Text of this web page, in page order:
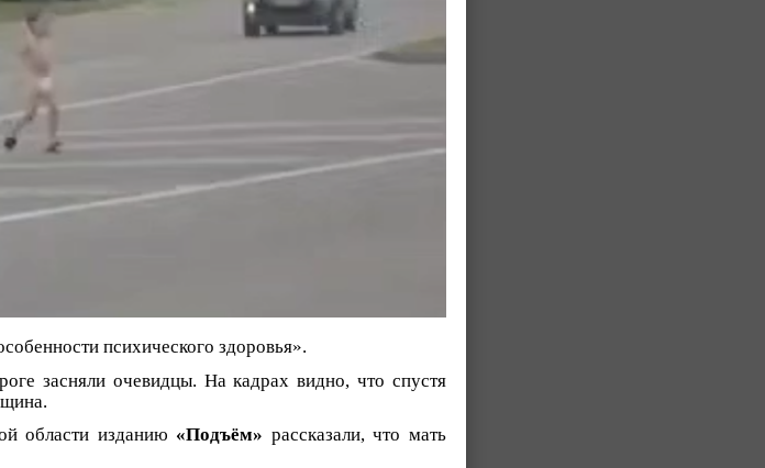
психического здоровья».
засняли очевидцы. На кадрах видно, что спустя
области изданию «Подъём» рассказали, что мать